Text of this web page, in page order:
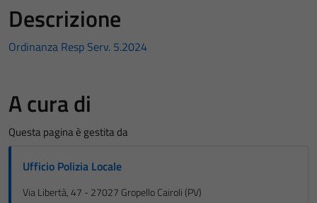
Descrizione
Ordinanza Resp Serv. 5.2024
A cura di
Questa pagina è gestita da
Ufficio Polizia Locale
Via Libertà, 47 - 27027 Gropello Cairoli (PV)